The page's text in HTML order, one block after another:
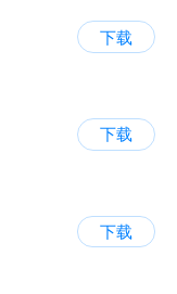
下载
下载
下载